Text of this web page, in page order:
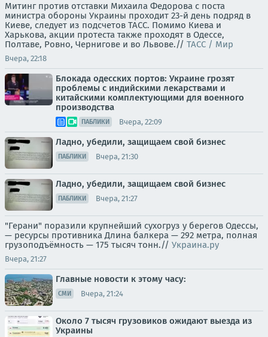
Митинг против отставки Михаила Федорова с поста
министра обороны Украины проходит 23-й день подряд в
Киеве, следует из подсчетов ТАСС. Помимо Киева и
Харькова, акции протеста также проходят в Одессе,
Полтаве, Ровно, Чернигове и во Львове.// ТАСС / Мир
Вчера, 22:18
Блокада одесских портов: Украине грозят
проблемы с индийскими лекарствами и
китайскими комплектующими для военного
производства
ПАБЛИКИ Вчера, 22:09
Ладно, убедили, защищаем свой бизнес
ПАБЛИКИ Вчера, 21:30
Ладно, убедили, защищаем свой бизнес
ПАБЛИКИ Вчера, 21:27
"Герани" поразили крупнейший сухогруз у берегов Одессы,
— ресурсы противника Длина балкера — 292 метра, полная
грузоподъёмность — 175 тысяч тонн.// Украина.ру
Вчера, 21:27
Главные новости к этому часу:
СМИ Вчера, 21:24
Около 7 тысяч грузовиков ожидают выезда из
Украины